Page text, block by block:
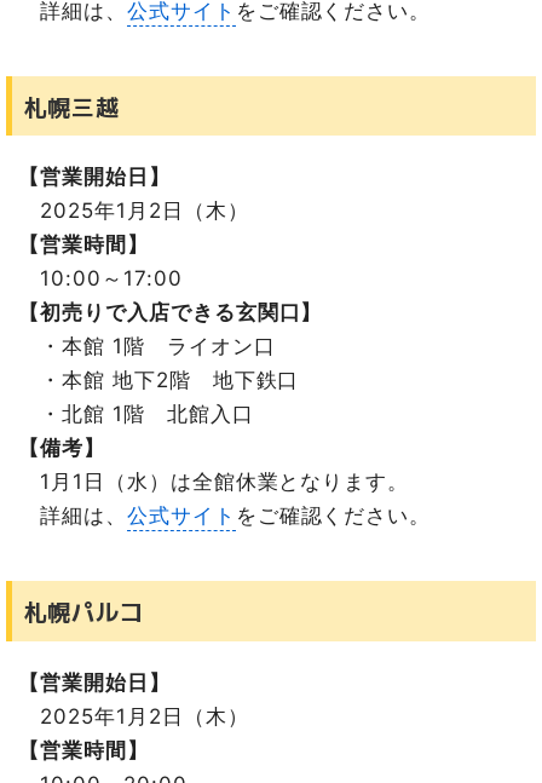
詳細は、 公式サイト をご確認ください。
札幌三越
【営業開始日】
2025年1月2日（木）
【営業時間】
10:00～17:00
【初売りで入店できる玄関口】
・本館 1階 ライオン口
・本館 地下2階 地下鉄口
・北館 1階 北館入口
【備考】
1月1日（水）は全館休業となります。
詳細は、 公式サイト をご確認ください。
札幌パルコ
【営業開始日】
2025年1月2日（木）
【営業時間】